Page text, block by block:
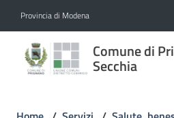
Provincia di Modena
Comune di
Secchia
Comune
di
sulla